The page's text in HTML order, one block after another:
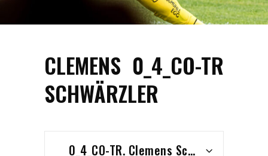
0_4_CO-TR
CLEMENS
SCHWÄRZLER
0_4_CO-TR. Clemens Schwärzler